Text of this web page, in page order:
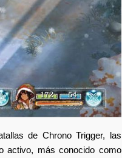
de Chrono Trigger, las
activo, más conocido como